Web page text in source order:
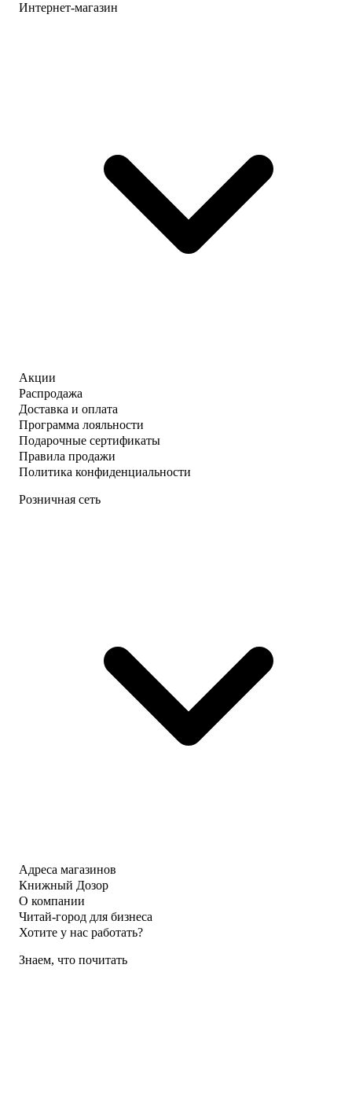
Интернет-магазин
Акции
Распродажа
Доставка и оплата
Программа лояльности
Подарочные сертификаты
Правила продажи
Политика конфиденциальности
Розничная сеть
Адреса магазинов
Книжный Дозор
О компании
Читай-город для бизнеса
Хотите у нас работать?
Знаем, что почитать